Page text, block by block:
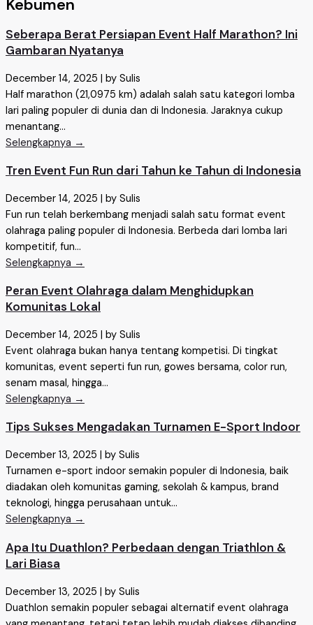
Kebumen
Seberapa Berat Persiapan Event Half Marathon? Ini
Gambaran Nyatanya
December 14, 2025 | by Sulis
Half marathon (21,0975 km) adalah salah satu kategori lomba
lari paling populer di dunia dan di Indonesia. Jaraknya cukup
menantang...
Selengkapnya →
Tren Event Fun Run dari Tahun ke Tahun di Indonesia
December 14, 2025
by Sulis
Fun run telah berkembang menjadi salah satu format event
olahraga paling populer di Indonesia. Berbeda dari lomba lari
kompetitif, fun...
Selengkapnya →
Peran Event Olahraga dalam Menghidupkan
Komunitas Lokal
December 14, 2025
by Sulis
Event olahraga bukan hanya tentang kompetisi. Di tingkat
komunitas, event seperti fun run, gowes bersama, color run,
senam masal, hingga...
Selengkapnya →
Tips Sukses Mengadakan Turnamen E-Sport Indoor
December 13, 2025
by Sulis
Turnamen e-sport indoor semakin populer di Indonesia, baik
diadakan oleh komunitas gaming, sekolah & kampus, brand
teknologi, hingga perusahaan untuk...
Selengkapnya →
Apa Itu Duathlon? Perbedaan dengan Triathlon &
Lari Biasa
December 13, 2025 | by Sulis
Duathlon semakin populer sebagai alternatif event olahraga